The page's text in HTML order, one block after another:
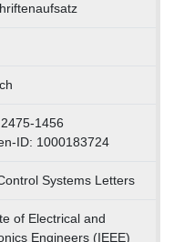
1456
ID: 1000183724
Systems Letters
of Electrical and
Engineers (IEEE)